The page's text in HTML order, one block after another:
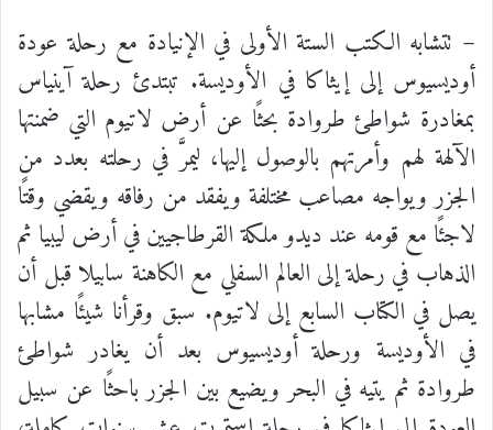
– تتشابه الكتب الستة الأولى في الإنيادة مع رحلة عودة
أوديسيوس إلى إيثاكا في الأوديسة. تبتدئ رحلة آينياس
بمغادرة شواطئ طروادة بحثًا عن أرض لاتيوم التي ضمنتها
الآلهة لهم وأمرتهم بالوصول إليها، ليمرَّ في رحلته بعدد من
الجزر ويواجه مصاعب مختلفة ويفقد من رفاقه ويقضي وقتًا
لاجئًا مع قومه عند ديدو ملكة القرطاجيين في أرض ليبيا ثم
الذهاب في رحلة إلى العالم السفلي مع الكاهنة سابيلا قبل أن
يصل في الكتاب السابع إلى لاتيوم. سبق وقرأنا شيئًا مشابها
في الأوديسة ورحلة أوديسيوس بعد أن يغادر شواطئ
طروادة ثم يتيه في البحر ويضيع بين الجزر باحثًا عن سبيل